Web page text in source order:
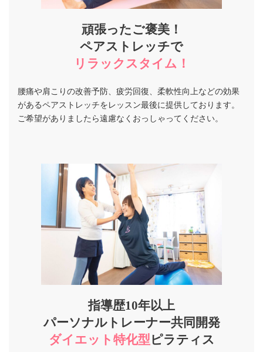
頑張ったご褒美！
ペアストレッチで
リラックスタイム！
腰痛や肩こりの改善予防、疲労回復、柔軟性向上などの効果
があるペアストレッチをレッスン最後に提供しております。
ご希望がありましたら遠慮なくおっしゃってください。
指導歴10年以上
パーソナルトレーナー共同開発
ダイエット特化型 ピラティス